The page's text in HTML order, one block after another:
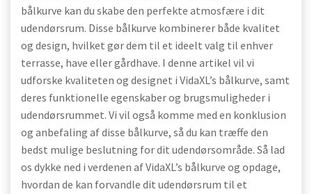
bålkurve kan du skabe den perfekte atmosfære i dit
udendørsrum. Disse bålkurve kombinerer både kvalitet
og design, hvilket gør dem til et ideelt valg til enhver
terrasse, have eller gårdhave. I denne artikel vil vi
udforske kvaliteten og designet i VidaXL’s bålkurve, samt
deres funktionelle egenskaber og brugsmuligheder i
udendørsrummet. Vi vil også komme med en konklusion
og anbefaling af disse bålkurve, så du kan træffe den
bedst mulige beslutning for dit udendørsområde. Så lad
os dykke ned i verdenen af VidaXL’s bålkurve og opdage,
hvordan de kan forvandle dit udendørsrum til et